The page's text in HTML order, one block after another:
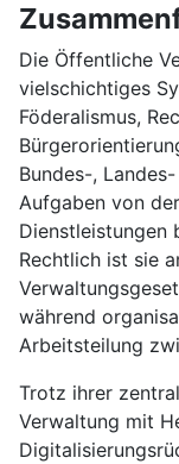
Die Öffentliche
vielschichtiges
Föderalismus,
Bundes-,
Aufgaben von
Dienstleistungen
Rechtlich ist sie
während
Arbeitsteilung
Trotz ihrer
Verwaltung mit